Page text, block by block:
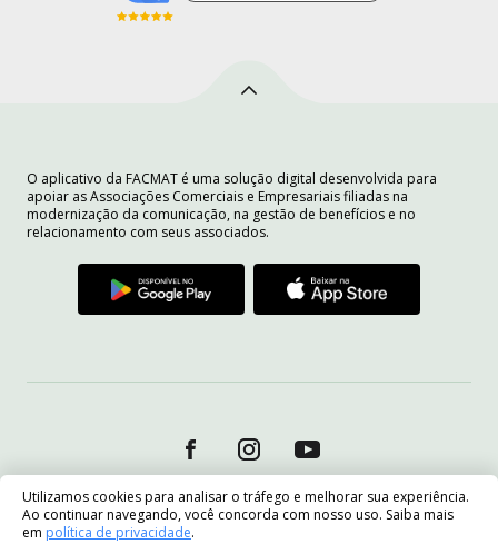
Utilizamos cookies para analisar o tráfego e melhorar sua experiência.
Ao continuar navegando, você concorda com nosso uso. Saiba mais
em política de privacidade.
O aplicativo da FACMAT é uma solução digital desenvolvida para
apoiar as Associações Comerciais e Empresariais filiadas na
modernização da comunicação, na gestão de benefícios e no
relacionamento com seus associados.